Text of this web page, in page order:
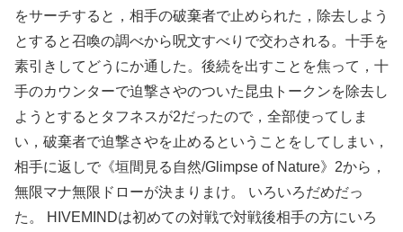
をサーチすると，相手の破棄者で止められた，除去しよう
とすると召喚の調べから呪文すべりで交わされる。十手を
素引きしてどうにか通した。後続を出すことを焦って，十
手のカウンターで迫撃さやのついた昆虫トークンを除去し
ようとするとタフネスが2だったので，全部使ってしま
い，破棄者で迫撃さやを止めるということをしてしまい，
相手に返しで《垣間見る自然/Glimpse of Nature》2から，
無限マナ無限ドローが決まりまけ。 いろいろだめだっ
た。 HIVEMINDは初めての対戦で対戦後相手の方にいろ